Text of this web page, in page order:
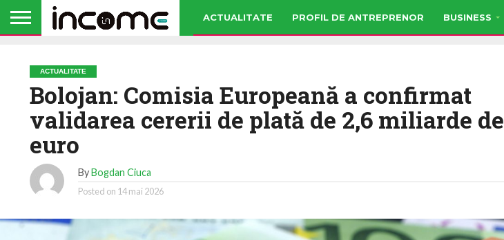
ACTUALITATE PROFIL DE ANTREPRENOR BUSINESS
ACTUALITATE
Bolojan: Comisia Europeană a confirmat
validarea cererii de plată de 2,6 miliarde de
euro
ByBogdan Ciuca
Posted on 14 mai 2026